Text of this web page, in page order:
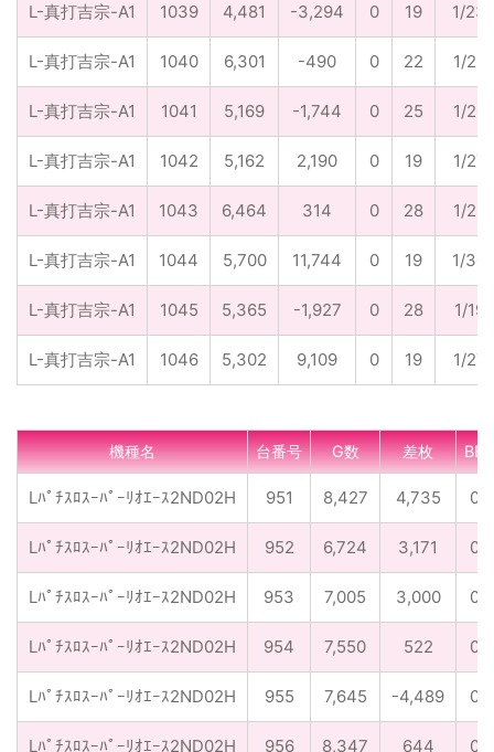
L-真打吉宗-A1 1039 4,481 -3,294 0 19 1/
L-真打吉宗-A1 1040 6,301 -490 0 22 1/
L-真打吉宗-A1 1041 5,169 -1,744 0 25 1/
L-真打吉宗-A1 1042 5,162 2,190 0 19 1/
L-真打吉宗-A1 1043 6,464 314 0 28 1/231
L-真打吉宗-A1 1044 5,700 11,744 0 19 1/
L-真打吉宗-A1 1045 5,365 -1,927 0 28 1/192
L-真打吉宗-A1 1046 5,302 9,109 0 19 1/
機種名 台番号 G数 差枚 BB
Lﾊﾟﾁｽﾛｽｰﾊﾟｰﾘｵｴｰｽ2ND02H 951 8,427 4,735 0
Lﾊﾟﾁｽﾛｽｰﾊﾟｰﾘｵｴｰｽ2ND02H 952 6,724 3,171 0
Lﾊﾟﾁｽﾛｽｰﾊﾟｰﾘｵｴｰｽ2ND02H 953 7,005 3,000 0
Lﾊﾟﾁｽﾛｽｰﾊﾟｰﾘｵｴｰｽ2ND02H 954 7,550 522 0
Lﾊﾟﾁｽﾛｽｰﾊﾟｰﾘｵｴｰｽ2ND02H 955 7,645 -4,489 0
Lﾊﾟﾁｽﾛｽｰﾊﾟｰﾘｵｴｰｽ2ND02H 956 8,347 644 0